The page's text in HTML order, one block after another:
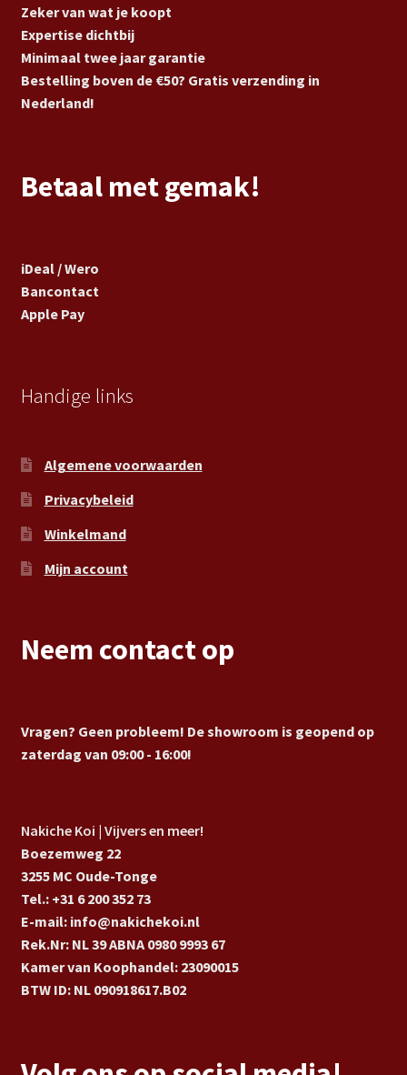
Zeker van wat je koopt
Expertise dichtbij
Minimaal twee jaar garantie
Bestelling boven de €50? Gratis verzending in
Nederland!
Betaal met gemak!
iDeal / Wero
Bancontact
Apple Pay
Handige links
Algemene voorwaarden
Privacybeleid
Winkelmand
Mijn account
Neem contact op
Vragen? Geen probleem! De showroom is geopend op
zaterdag van 09:00 - 16:00!
Nakiche Koi | Vijvers en meer!
Boezemweg 22
3255 MC Oude-Tonge
Tel.: +31 6 200 352 73
E-mail: info@nakichekoi.nl
Rek.Nr: NL 39 ABNA 0980 9993 67
Kamer van Koophandel: 23090015
BTW ID: NL 090918617.B02